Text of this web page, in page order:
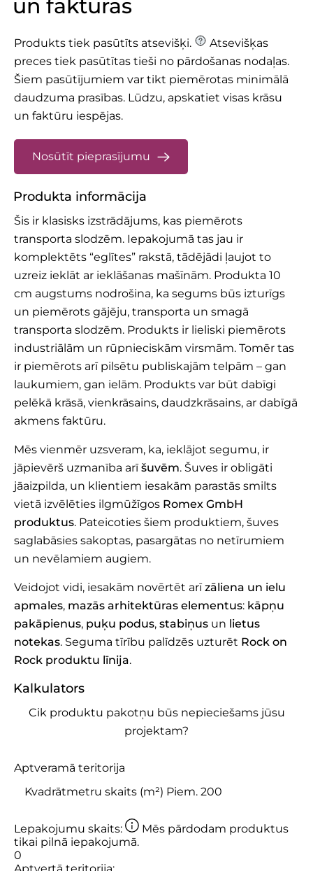
un faktūras
Produkts tiek pasūtīts atsevišķi.
Atsevišķas
preces tiek pasūtītas tieši no pārdošanas nodaļas.
Šiem pasūtījumiem var tikt piemērotas minimālā
daudzuma prasības. Lūdzu, apskatiet visas krāsu
un faktūru iespējas.
Nosūtīt pieprasījumu
Produkta informācija
Šis ir klasisks izstrādājums, kas piemērots
transporta slodzēm. Iepakojumā tas jau ir
komplektēts “eglītes” rakstā, tādējādi ļaujot to
uzreiz ieklāt ar ieklāšanas mašīnām. Produkta 10
cm augstums nodrošina, ka segums būs izturīgs
un piemērots gājēju, transporta un smagā
transporta slodzēm. Produkts ir lieliski piemērots
industriālām un rūpnieciskām virsmām. Tomēr tas
ir piemērots arī pilsētu publiskajām telpām – gan
laukumiem, gan ielām. Produkts var būt dabīgi
pelēkā krāsā, vienkrāsains, daudzkrāsains, ar dabīgā
akmens faktūru.
Mēs vienmēr uzsveram, ka, ieklājot segumu, ir
jāpievērš uzmanība arīšuvēm. Šuves ir obligāti
jāaizpilda, un klientiem iesakām parastās smilts
vietā izvēlēties ilgmūžīgos Romex GmbH
produktus. Pateicoties šiem produktiem, šuves
saglabāsies sakoptas, pasargātas no netīrumiem
un nevēlamiem augiem.
Veidojot vidi, iesakām novērtēt arīzāliena un ielu
apmales, mazās arhitektūras elementus: kāpņu
pakāpienus, puķu podus, stabiņus un lietus
notekas. Seguma tīrību palīdzēs uzturēt Rock on
Rock produktu līnija.
Kalkulators
Cik produktu pakotņu būs nepieciešams jūsu
projektam?
Aptveramā teritorija
Lepakojumu skaits:
Mēs pārdodam produktus
tikai pilnā iepakojumā.
0